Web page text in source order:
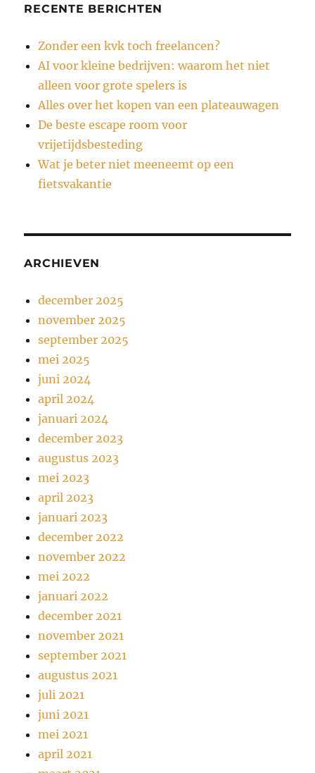
RECENTE BERICHTEN
Zonder een kvk toch freelancen?
AI voor kleine bedrijven: waarom het niet
alleen voor grote spelers is
Alles over het kopen van een plateauwagen
De beste escape room voor
vrijetijdsbesteding
Wat je beter niet meeneemt op een
fietsvakantie
ARCHIEVEN
december 2025
november 2025
september 2025
mei 2025
juni 2024
april 2024
januari 2024
december 2023
augustus 2023
mei 2023
april 2023
januari 2023
december 2022
november 2022
mei 2022
januari 2022
december 2021
november 2021
september 2021
augustus 2021
juli 2021
juni 2021
mei 2021
april 2021